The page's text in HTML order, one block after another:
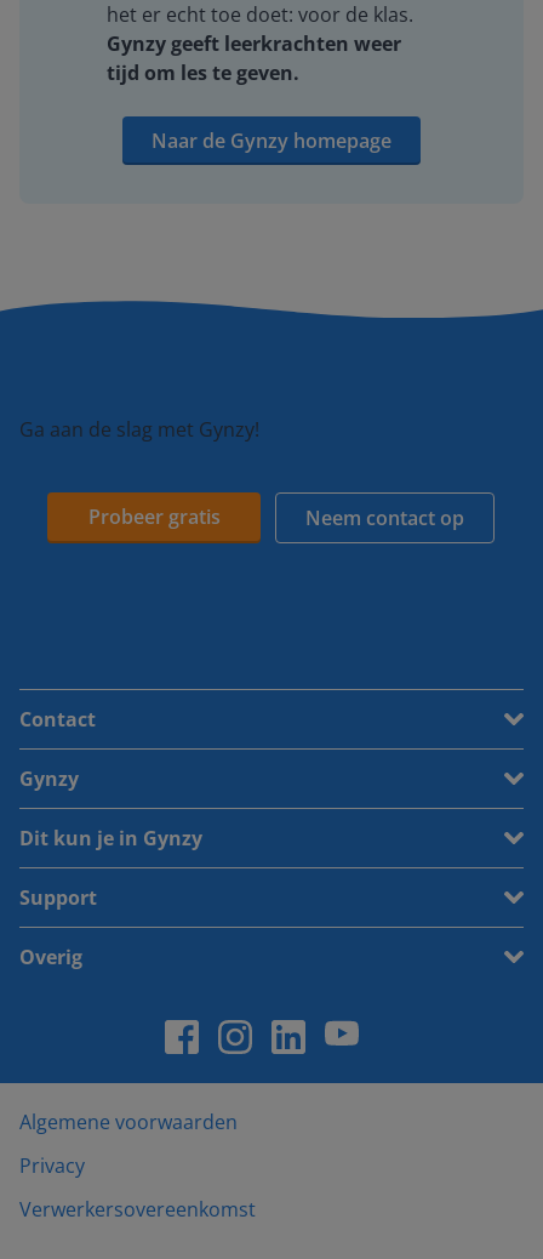
het er echt toe doet: voor de klas.
Gynzy geeft leerkrachten weer
tijd om les te geven.
Naar de Gynzy homepage
Ga aan de slag met Gynzy!
Probeer gratis Neem contact op
Contact
Gynzy
Dit kun je in Gynzy
Support
Overig
Algemene voorwaarden
Privacy
Verwerkersovereenkomst